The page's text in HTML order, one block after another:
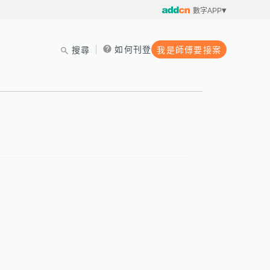
數字APP
搜尋 如何刊登 我是師傅要接案